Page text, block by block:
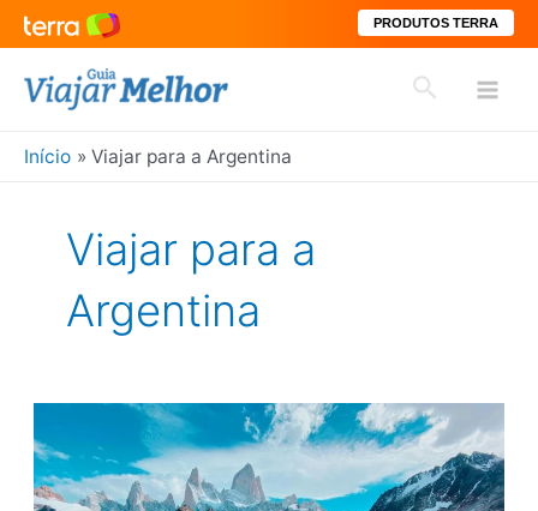
PRODUTOS TERRA
para
conteúdo
Pesquisar
Início Viajar para a Argentina
Viajar para a
Argentina